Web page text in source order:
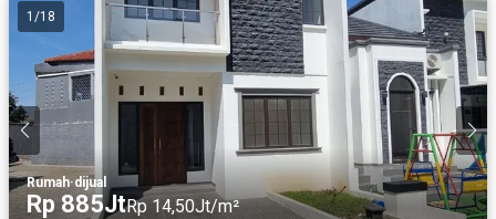
1 /18
Rumah·dijual
Rp 885JtRp 14,50Jt/m²